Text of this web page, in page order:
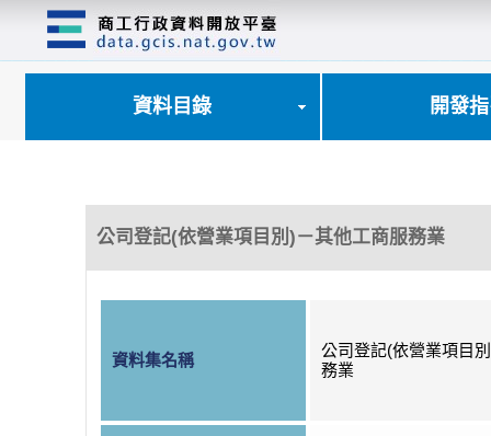
資料目錄 開發
公司登記(依營業項目別)－其他工商服務業
資料集名稱
公司登記(依營業項目
務業